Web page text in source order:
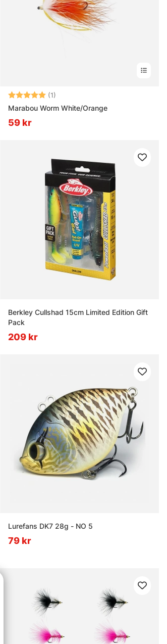
Betyg: (1)
Marabou Worm White/Orange
59 kr
Berkley Cullshad 15cm Limited Edition Gift
Pack
209 kr
Lurefans DK7 28g - NO 5
79 kr